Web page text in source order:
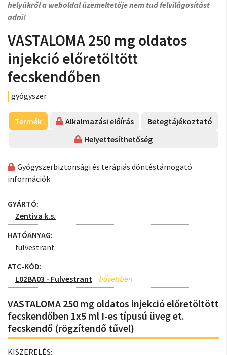
helyükről a weboldal üzemeltetője nem tud felvilágosítást
adni!
VASTALOMA 250 mg oldatos
injekció előretöltött
fecskendőben
gyógyszer
Termék Alkalmazási előírás
Betegtájékoztató
Helyettesíthetőség
Gyógyszerbiztonsági és terápiás döntéstámogató
információk
GYÁRTÓ:
Zentiva k.s.
HATÓANYAG:
fulvestrant
ATC-KÓD:
L02BA03 - Fulvestrant
VASTALOMA 250 mg oldatos injekció előretöltött
fecskendőben 1x5 ml I-es típusú üveg et.
fecskendő (rögzítendő tűvel)
KISZERELÉS: